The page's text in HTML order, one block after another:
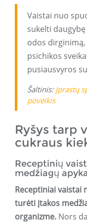
Vaistai nuo
sukelti
odos
psichikos
pusiausvyros
Šaltinis: Įprastų
poveikis
Ryšys tarp
cukraus
Receptinių
medžiagų
Receptiniai vaistai
turėti įtakos
organizme. Nors